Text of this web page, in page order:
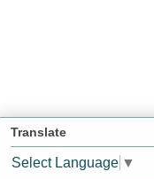
Translate
Select Language ▼